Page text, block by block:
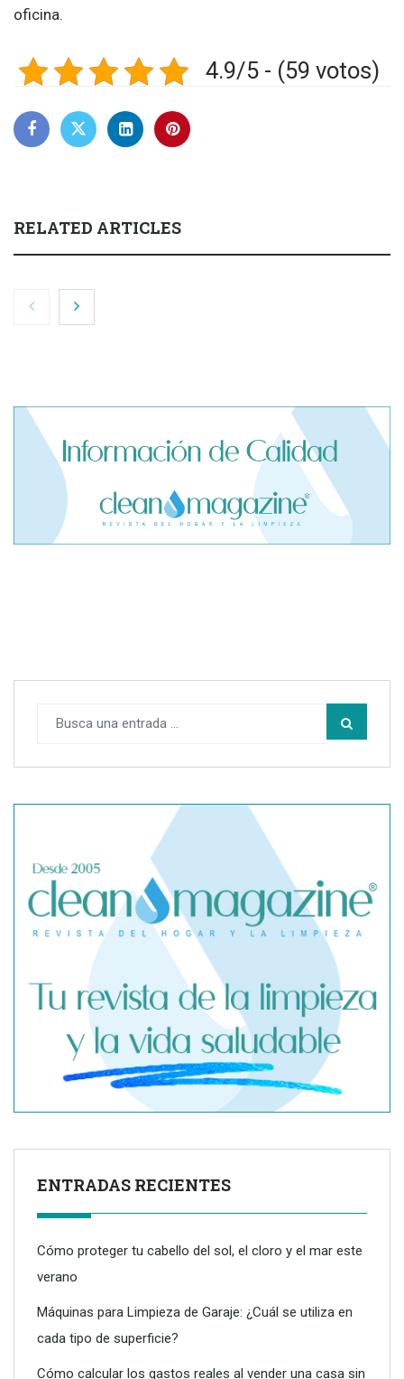
oficina.
4.9/5 - (59 votos)
RELATED ARTICLES
Máquinas para Limpieza de Garaje: ¿Cuál se utiliza en cada
Cómo mantener un garaje impecable: tipos de limpieza y
soluciones práctica
ENTRADAS RECIENTES
Cómo proteger tu cabello del sol, el cloro y el mar este
verano
Máquinas para Limpieza de Garaje: ¿Cuál se utiliza en
cada tipo de superficie?
Cómo calcular los gastos reales al vender una casa sin